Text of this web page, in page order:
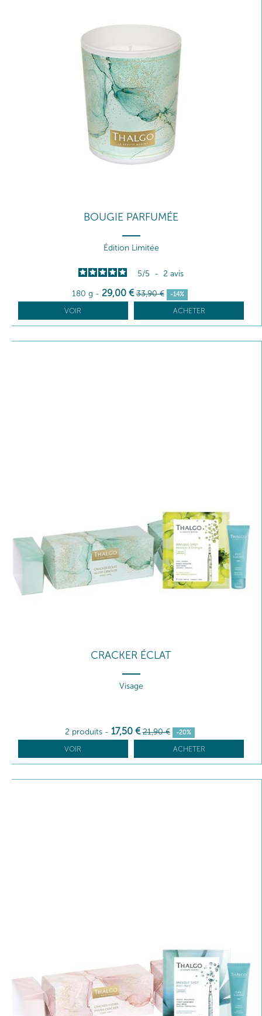
BOUGIE PARFUMÉE
Édition Limitée
5/5 - 2 avis
180 g - 29,00 € 33,90 € -14%
VOIR ACHETER
CRACKER ÉCLAT
Visage
2 produits - 17,50 € 21,90 € -20%
VOIR ACHETER